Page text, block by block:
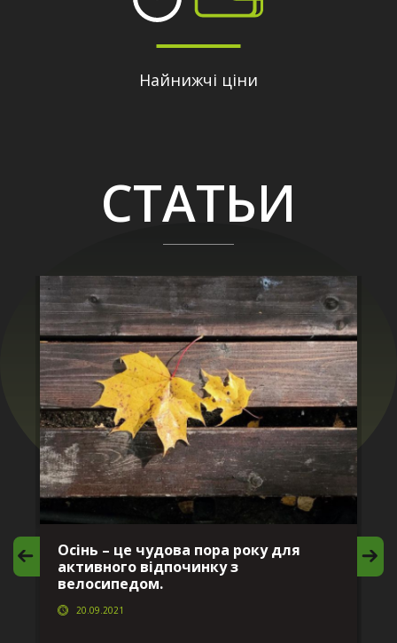
Найнижчі ціни
СТАТЬИ
Осінь – це чудова пора року для
активного відпочинку з
велосипедом.
20.09.2021